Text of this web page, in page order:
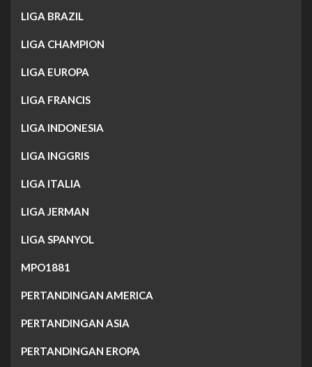
LIGA BRAZIL
LIGA CHAMPION
LIGA EUROPA
LIGA FRANCIS
LIGA INDONESIA
LIGA INGGRIS
LIGA ITALIA
LIGA JERMAN
LIGA SPANYOL
MPO1881
PERTANDINGAN AMERICA
PERTANDINGAN ASIA
PERTANDINGAN EROPA